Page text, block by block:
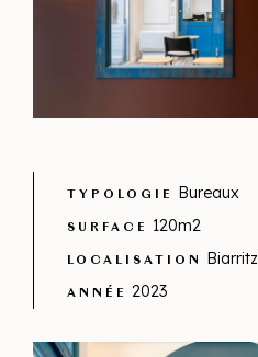
TYPOLOGIE Bureaux
SURFACE 120m2
LOCALISATION Biarritz
ANNÉE 2023